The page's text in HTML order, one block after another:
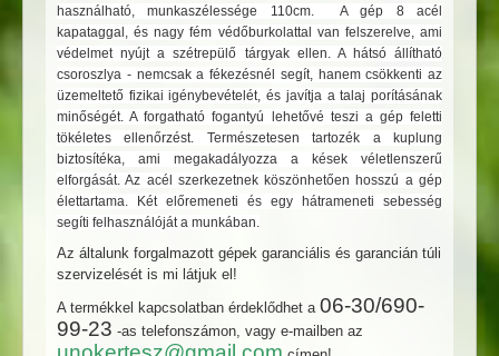
használható, munkaszélessége 110cm. A gép 8 acél
kapataggal, és nagy fém védőburkolattal van felszerelve, ami
védelmet nyújt a szétrepülő tárgyak ellen. A hátsó állítható
csoroszlya - nemcsak a fékezésnél segít, hanem csökkenti az
üzemeltető fizikai igénybevételét, és javítja a talaj porításának
minőségét. A forgatható fogantyú lehetővé teszi a gép feletti
tökéletes ellenőrzést. Természetesen tartozék a kuplung
biztosítéka, ami megakadályozza a kések véletlenszerű
elforgását. Az acél szerkezetnek köszönhetően hosszú a gép
élettartama. Két előremeneti és egy hátrameneti sebesség
segíti felhasználóját a munkában.
Az általunk forgalmazott gépek garanciális és garancián túli
szervizelését is mi látjuk el!
A termékkel kapcsolatban érdeklődhet a 06-30/690-
99-23 -as telefonszámon, vagy e-mailben az